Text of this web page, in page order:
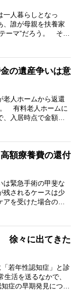
人暮らしとなっ
、誰が母親を扶養家
ーマ”だろう。 それ
の遺産争いは意
人ホームから返還
。 有料老人ホームに
入居時点で金額の2
額療養費の還付
緊急手術の甲斐な
残されるケースは少
を受けた場合の医
徐々に出てきた
若年性認知症」と診
活を送るなかで、
症の早期発見につな